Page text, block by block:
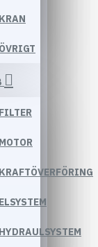
KRAN
ÖVRIGT
FILTER
MOTOR
KRAFTÖVERFÖRING
ELSYSTEM
HYDRAULSYSTEM